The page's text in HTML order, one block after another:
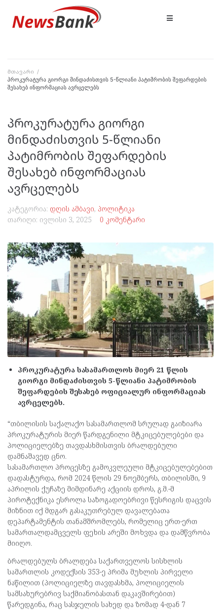
მთავარი /
პროკურატურა გიორგი მინდაძისთვის 5-წლიანი პატიმრობის შეფარდების
შესახებ ინფორმაციას ავრცელებს
პროკურატურა გიორგი
მინდაძისთვის 5-წლიანი
პატიმრობის შეფარდების
შესახებ ინფორმაციას
ავრცელებს
კატეგორია: დღის ამბავი, პოლიტიკა
თარიღი: ივლისი 3, 2025 0 კომენტარი
პროკურატურა სასამართლოს მიერ 21 წლის
გიორგი მინდაძისთვის 5-წლიანი პატიმრობის
შეფარდების შესახებ ოფიციალურ ინფორმაციას
ავრცელებს.
“თბილისის საქალაქო სასამართლომ სრულად გაიზიარა
პროკურატურის მიერ წარდგენილი მტკიცებულებები და
პოლიციელებზე თავდასხმისთვის ბრალდებული
დამნაშავედ ცნო.
სასამართლო პროცესზე გამოკვლეული მტკიცებულებებით
დადასტურდა, რომ 2024 წლის 29 ნოემბერს, თბილისში, 9
აპრილის ქუჩაზე მიმდინარე აქციის დროს, გ.მ.-მ
პიროტექნიკა ესროლა საზოგადოებრივი წესრიგის დაცვის
მიზნით იქ მდგარ გასაკუთრებულ დავალებათა
დეპარტამენტის თანამშრომლებს, რომელიც ერთ-ერთ
სამართალდამცველს ფეხის არეში მოხვდა და დამწვრობა
მიიღო.
ბრალდებულს ბრალდება საქართველოს სისხლის
სამართლის კოდექსის 353-ე პრიმა მუხლის პირველი
ნაწილით (პოლიციელზე თავდასხმა, პოლიციელის
სამსახურებრივ საქმიანობასთან დაკავშირებით)
წარედგინა, რაც სასჯელის სახედ და ზომად 4-დან 7